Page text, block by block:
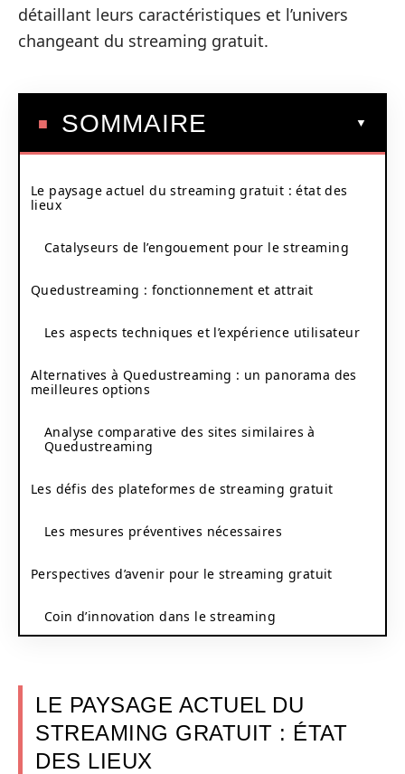
détaillant leurs caractéristiques et l’univers
changeant du streaming gratuit.
SOMMAIRE
Le paysage actuel du streaming gratuit : état des
lieux
Catalyseurs de l’engouement pour le streaming
Quedustreaming : fonctionnement et attrait
Les aspects techniques et l’expérience utilisateur
Alternatives à Quedustreaming : un panorama des
meilleures options
Analyse comparative des sites similaires à
Quedustreaming
Les défis des plateformes de streaming gratuit
Les mesures préventives nécessaires
Perspectives d’avenir pour le streaming gratuit
Coin d’innovation dans le streaming
LE PAYSAGE ACTUEL DU
STREAMING GRATUIT : ÉTAT
DES LIEUX